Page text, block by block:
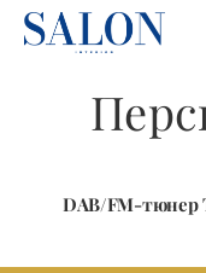
DAB/FM-тюнер